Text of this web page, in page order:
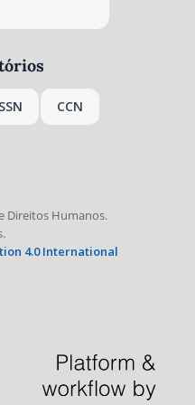
CCN
Direitos Humanos.
4.0 International